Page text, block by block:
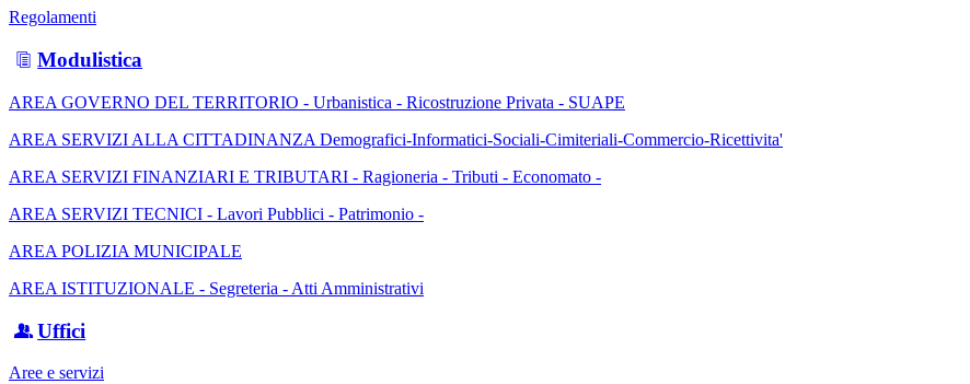
Regolamenti
Modulistica
AREA GOVERNO DEL TERRITORIO - Urbanistica - Ricostruzione Privata - SUAPE
AREA SERVIZI ALLA CITTADINANZA Demografici-Informatici-Sociali-Cimiteriali-Commercio-Ricettivita'
AREA SERVIZI FINANZIARI E TRIBUTARI - Ragioneria - Tributi - Economato -
AREA SERVIZI TECNICI - Lavori Pubblici - Patrimonio -
AREA POLIZIA MUNICIPALE
AREA ISTITUZIONALE - Segreteria - Atti Amministrativi
Uffici
Aree e servizi